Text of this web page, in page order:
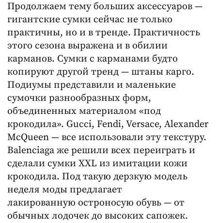
Продолжаем тему больших аксессуаров —
гигантские сумки сейчас не только
практичны, но и в тренде. Практичность
этого сезона выражена и в обилии
карманов. Сумки с карманами будто
копируют другой тренд — штаны карго.
Подиумы представили и маленькие
сумочки разнообразных форм,
объединенных материалом «под
крокодила». Gucci, Fendi, Versace, Alexander
McQueen — все использовали эту текстуру.
Balenciaga же решили всех переиграть и
сделали сумки XXL из имитации кожи
крокодила. Под такую дерзкую модель
неделя моды предлагает
лакированную остроносую обувь — от
обычных лодочек до высоких сапожек.